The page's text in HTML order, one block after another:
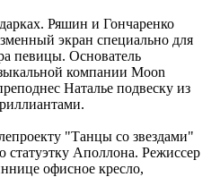
Ряшин и Гончаренко
экран специально для
певицы. Основатель
компании Moon
Наталье подвеску из
"Танцы со звездами"
статуэтку Аполлона. Режиссер
офисное кресло,